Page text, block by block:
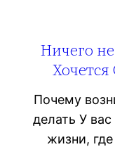
Ничего
Почему
делать У
жизни,